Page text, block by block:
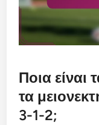
Ποια είναι
τα
3-1-2;